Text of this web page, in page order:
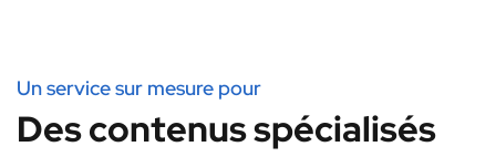
Un service sur mesure pour
Des contenus spécialisés